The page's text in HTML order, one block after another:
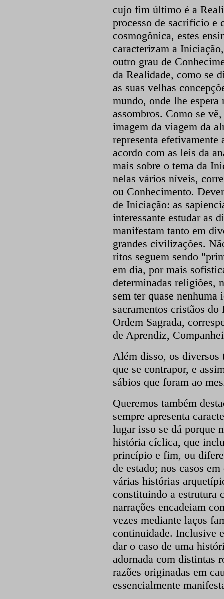
cujo fim último é a
processo de sacrifício e
cosmogônica, estes
caracterizam a
outro grau de
da Realidade, como se
as suas velhas
mundo, onde lhe
assombros. Como se
imagem da viagem da
representa efetivamente
acordo com as leis da
mais sobre o tema da
nelas vários níveis,
ou Conhecimento.
de Iniciação: as
interessante estudar as
manifestam tanto em
grandes civilizações.
ritos seguem sendo
em dia, por mais
determinadas religiões,
sem ter quase
sacramentos cristãos
Ordem Sagrada,
de Aprendiz,
Além disso, os
que se contrapor, e
sábios que foram ao
Queremos também
sempre apresenta
lugar isso se dá porque
história cíclica, que
princípio e fim, ou
de estado; nos casos
várias histórias
constituindo a estrutura
narrações encadeiam
vezes mediante laços
continuidade. Inclusive
dar o caso de uma
adornada com distintas
razões originadas em
essencialmente